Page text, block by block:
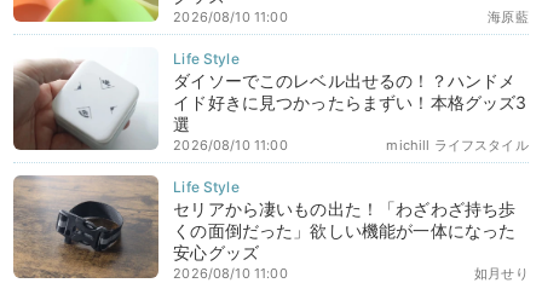
海原藍
2026/08/10 11:00
ダイソーでこのレベル出せるの！？ハンドメ
イド好きに見つかったらまずい！本格グッズ3
選
michill ライフスタイル
2026/08/10 11:00
セリアから凄いもの出た！「わざわざ持ち歩
くの面倒だった」欲しい機能が一体になった
安心グッズ
如月せり
2026/08/10 11:00